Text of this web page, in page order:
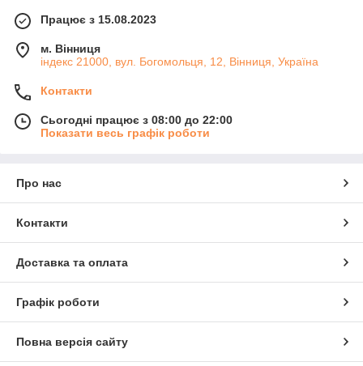
Працює з 15.08.2023
м. Вінниця
індекс 21000, вул. Богомольця, 12, Вінниця, Україна
Контакти
Сьогодні працює з 08:00 до 22:00
Показати весь графік роботи
Про нас
Контакти
Доставка та оплата
Графік роботи
Повна версія сайту